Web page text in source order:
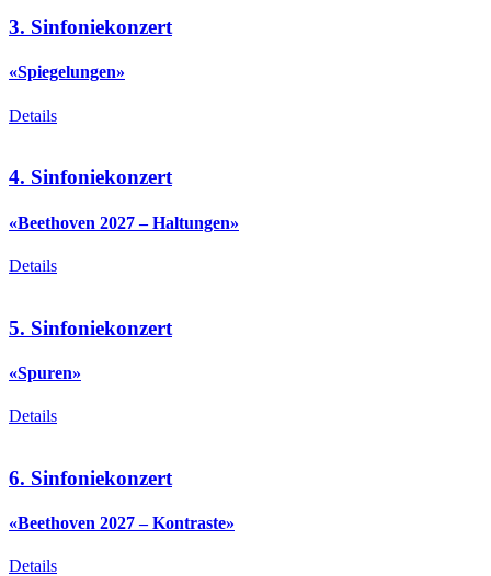
3. Sinfoniekonzert
«Spiegelungen»
Details
4. Sinfoniekonzert
«Beethoven 2027 – Haltungen»
Details
5. Sinfoniekonzert
«Spuren»
Details
6. Sinfoniekonzert
«Beethoven 2027 – Kontraste»
Details